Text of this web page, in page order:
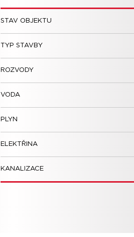
STAV OBJEKTU
TYP STAVBY
ROZVODY
VODA
PLYN
ELEKTŘINA
KANALIZACE